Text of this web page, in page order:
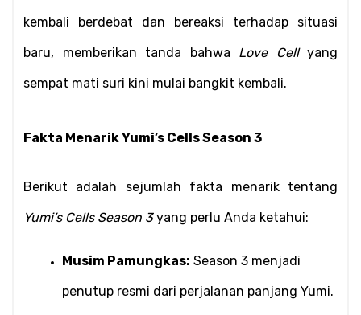
kembali berdebat dan bereaksi terhadap situasi
baru, memberikan tanda bahwa Love Cell yang
sempat mati suri kini mulai bangkit kembali.
Fakta Menarik Yumi’s Cells Season 3
Yumi’s Cells Season 3 yang perlu Anda ketahui:
Musim Pamungkas: Season 3 menjadi
penutup resmi dari perjalanan panjang Yumi.